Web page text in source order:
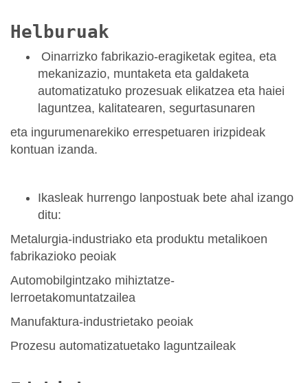
Helburuak
Oinarrizko fabrikazio-eragiketak egitea, eta
mekanizazio, muntaketa eta galdaketa
automatizatuko prozesuak elikatzea eta haiei
laguntzea, kalitatearen, segurtasunaren
eta ingurumenarekiko errespetuaren irizpideak
kontuan izanda.
Ikasleak hurrengo lanpostuak bete ahal izango
ditu:
Metalurgia-industriako eta produktu metalikoen
fabrikazioko peoiak
Automobilgintzako mihiztatze-
lerroetakomuntatzailea
Manufaktura-industrietako peoiak
Prozesu automatizatuetako laguntzaileak